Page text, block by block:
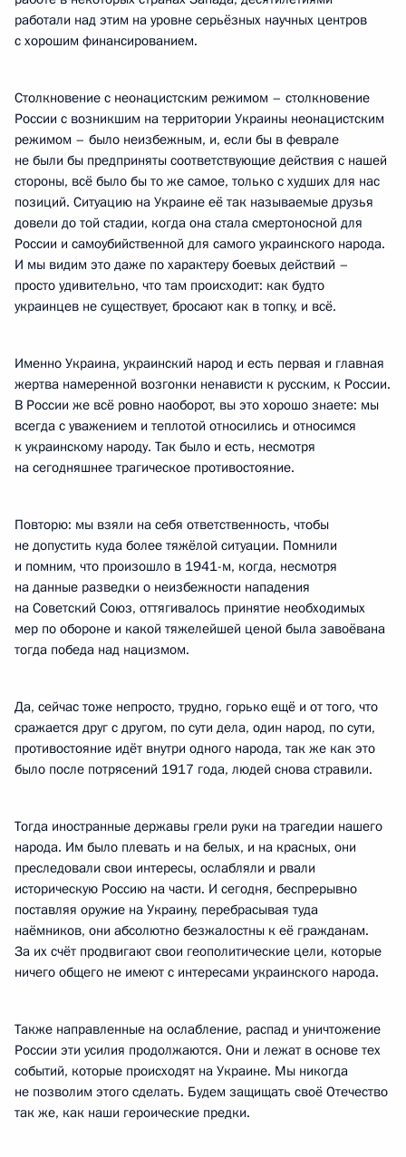
работали над этим на уровне серьёзных научных центров
с хорошим финансированием.
Столкновение с неонацистским режимом – столкновение
России с возникшим на территории Украины неонацистским
режимом – было неизбежным, и, если бы в феврале
не были бы предприняты соответствующие действия с нашей
стороны, всё было бы то же самое, только с худших для нас
позиций. Ситуацию на Украине её так называемые друзья
довели до той стадии, когда она стала смертоносной для
России и самоубийственной для самого украинского народа.
И мы видим это даже по характеру боевых действий –
просто удивительно, что там происходит: как будто
украинцев не существует, бросают как в топку, и всё.
Именно Украина, украинский народ и есть первая и главная
жертва намеренной возгонки ненависти к русским, к России.
В России же всё ровно наоборот, вы это хорошо знаете: мы
всегда с уважением и теплотой относились и относимся
к украинскому народу. Так было и есть, несмотря
на сегодняшнее трагическое противостояние.
Повторю: мы взяли на себя ответственность, чтобы
не допустить куда более тяжёлой ситуации. Помнили
и помним, что произошло в 1941-м, когда, несмотря
на данные разведки о неизбежности нападения
на Советский Союз, оттягивалось принятие необходимых
мер по обороне и какой тяжелейшей ценой была завоёвана
тогда победа над нацизмом.
Да, сейчас тоже непросто, трудно, горько ещё и от того, что
сражается друг с другом, по сути дела, один народ, по сути,
противостояние идёт внутри одного народа, так же как это
было после потрясений 1917 года, людей снова стравили.
Тогда иностранные державы грели руки на трагедии нашего
народа. Им было плевать и на белых, и на красных, они
преследовали свои интересы, ослабляли и рвали
историческую Россию на части. И сегодня, беспрерывно
поставляя оружие на Украину, перебрасывая туда
наёмников, они абсолютно безжалостны к её гражданам.
За их счёт продвигают свои геополитические цели, которые
ничего общего не имеют с интересами украинского народа.
Также направленные на ослабление, распад и уничтожение
России эти усилия продолжаются. Они и лежат в основе тех
событий, которые происходят на Украине. Мы никогда
не позволим этого сделать. Будем защищать своё Отечество
так же, как наши героические предки.